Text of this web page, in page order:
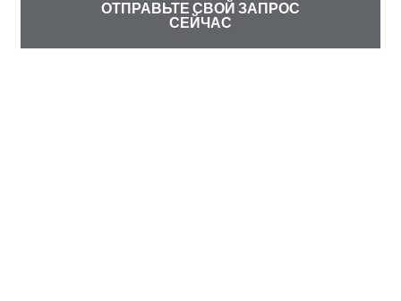
ОТПРАВЬТЕ СВОЙ ЗАПРОС
СЕЙЧАС